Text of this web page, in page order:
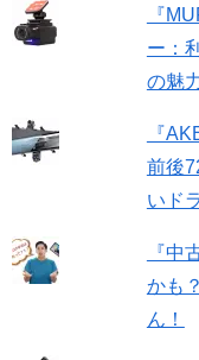
『
ー：
の魅
『
前後
いド
『中
かも
ん！